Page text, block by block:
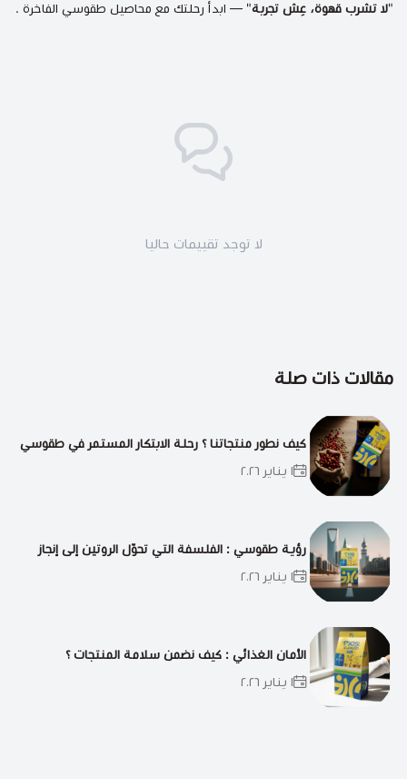
"لا تشرب قهوة، عِش تجربة" — ابدأ رحلتك مع محاصيل طقوسي الفاخرة
لا توجد تقييمات حاليا
مقالات ذات صلة
كيف نطور منتجاتنا ؟ رحلة الابتكار المستمر في طقوسي
١ يناير ٢٠٢٦
رؤية طقوسي : الفلسفة التي تحوّل الروتين إلى إنجاز
١ يناير ٢٠٢٦
الأمان الغذائي : كيف نضمن سلامة المنتجات ؟
١ يناير ٢٠٢٦